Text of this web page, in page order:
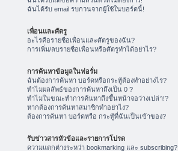
ฉันได้รับ email รบกวนจากผู้ใช้ในบอร์ดนี้!
เพื่อนและศัตรู
อะไรคือรายชื่อเพื่อนและศัตรูของฉัน?
การเพิ่ม/ลบรายชื่อเพื่อนหรือศัตรูทำได้อย่าไร?
การค้นหาข้อมูลในฟอรั่ม
ฉันต้องการค้นหา บอร์ดหรือกระทู้ต้องทำอย่างไร?
ทำไมผลลัพธ์ของการค้นหาถึงเป็น 0 ?
ทำไมในขณะทำการค้นหาถึงขึ้นหน้าจอว่างเปล่า!?
หากต้องการค้นหาสมาชิกทำอย่าไง?
ต้องการค้นหา บอร์ดหรือ กระทู้ที่ฉันเป็นเข้าของ?
รับข่าวสารหัวข้อและรายการโปรด
ความแตกต่างระหว่า bookmarking และ subscribing?